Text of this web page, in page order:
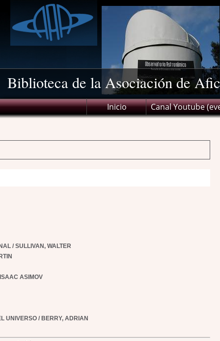
/ SULLIVAN, WALTER
ASIMOV
UNIVERSO / BERRY, ADRIAN
Biblioteca de la Asociación de
Inicio Canal Youtube